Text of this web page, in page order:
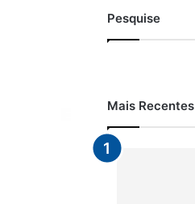
Pesquise
Mais Recentes